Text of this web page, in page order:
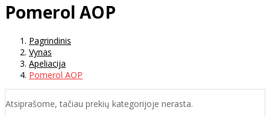
Pomerol AOP
Pagrindinis
Vynas
Apeliacija
Pomerol AOP
Atsiprašome, tačiau prekių kategorijoje nerasta.